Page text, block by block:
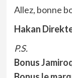
Allez, bonne
Hakan
P.S.
Bonus